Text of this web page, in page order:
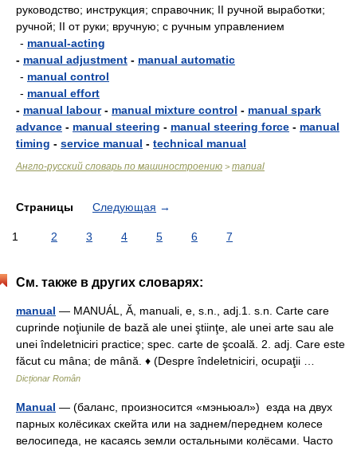
руководство; инструкция; справочник; II ручной выработки;
ручной; II от руки; вручную; с ручным управлением
- manual-acting
- manual adjustment - manual automatic
- manual control
- manual effort
- manual labour- manual mixture control - manual spark
advance - manual steering - manual steering force - manual
timing - service manual - technical manual
Англо-русский словарь по машиностроению > manual
Страницы Следующая →
1 2 3 4 5 6 7
См. также в других словарях:
manual — MANUÁL, Ă, manuali, e, s.n., adj.1. s.n. Carte care
cuprinde noţiunile de bază ale unei ştiinţe, ale unei arte sau ale
unei îndeletniciri practice; spec. carte de şcoală. 2. adj. Care este
făcut cu mâna; de mână. ♦ (Despre îndeletniciri, ocupaţii …
Dicționar Român
Manual — (баланс, произносится «мэньюал») езда на двух
парных колёсиках скейта или на заднем/переднем колесе
велосипеда, не касаясь земли остальными колёсами. Часто